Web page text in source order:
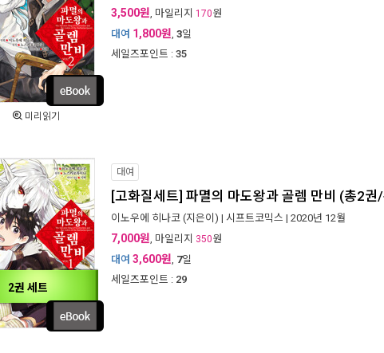
미리읽기
3,500원, 마일리지 170원
대여 1,800원, 3일
세일즈포인트 : 35
2권 세트
대여
[고화질세트] 파멸의 마도왕과 골렘 만비 (총2권
이노우에 히나코 (지은이) | 시프트코믹스 | 2020년 12월
7,000원, 마일리지 350원
대여 3,600원, 7일
세일즈포인트 : 29